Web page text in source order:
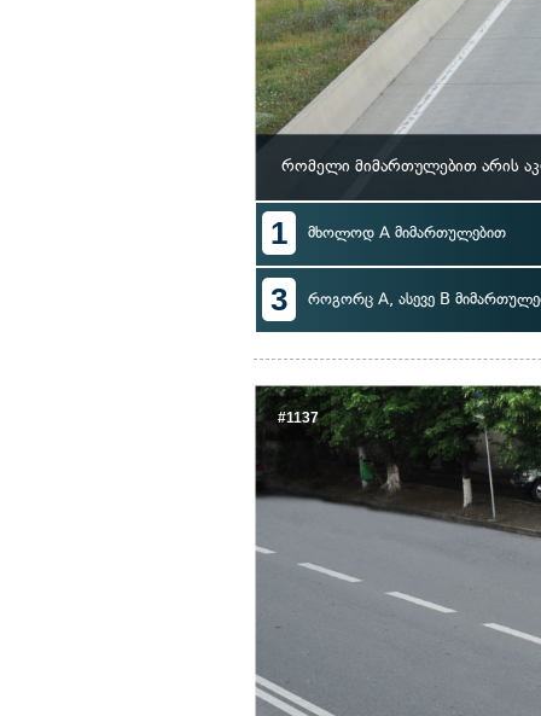
რომელი მიმართულებით არის
1 მხოლოდ A მიმართულებით
3 როგორც A, ასევე B
#1137